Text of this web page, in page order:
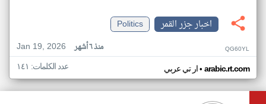
اخبار جزر القمر
Politics
Jan 19, 2026
منذ ٦ أشهر QG60YL
ار تي عربي• arabic.rt.com عدد الكلمات: ١٤١